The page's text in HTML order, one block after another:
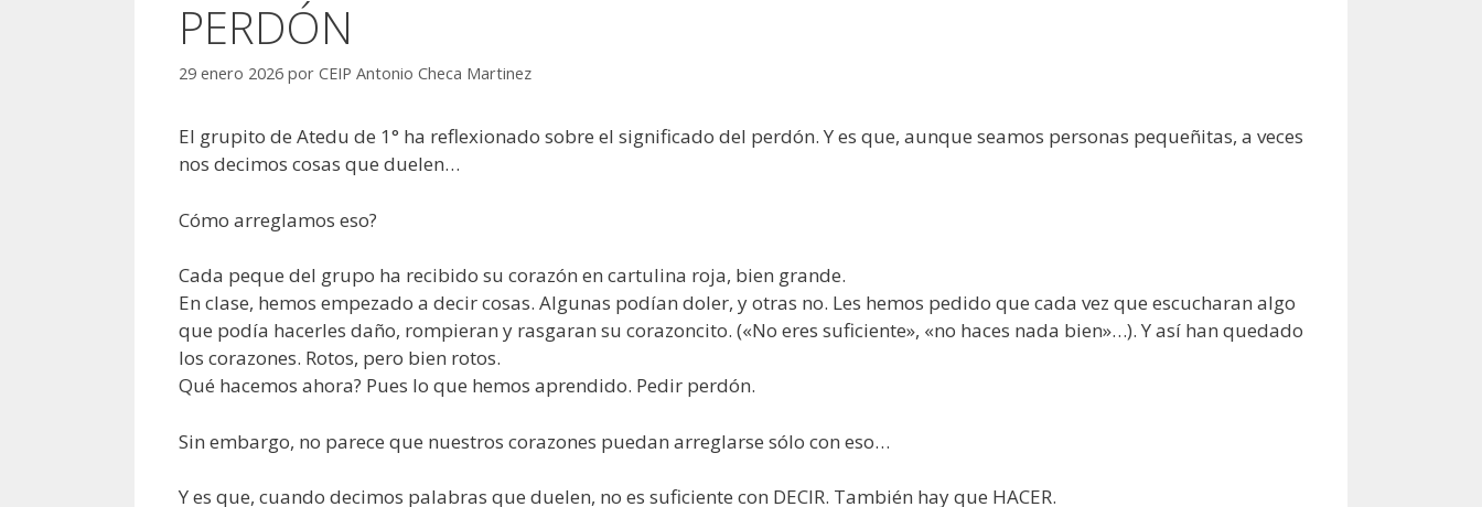
PERDÓN
29 enero 2026 por CEIP Antonio Checa Martinez
El grupito de Atedu de 1° ha reflexionado sobre el significado del perdón. Y es que, aunque seamos personas pequeñitas, a veces
nos decimos cosas que duelen…
Cómo arreglamos eso?
Cada peque del grupo ha recibido su corazón en cartulina roja, bien grande.
En clase, hemos empezado a decir cosas. Algunas podían doler, y otras no. Les hemos pedido que cada vez que escucharan algo
que podía hacerles daño, rompieran y rasgaran su corazoncito. («No eres suficiente», «no haces nada bien»…). Y así han quedado
los corazones. Rotos, pero bien rotos.
Qué hacemos ahora? Pues lo que hemos aprendido. Pedir perdón.
Sin embargo, no parece que nuestros corazones puedan arreglarse sólo con eso…
Y es que, cuando decimos palabras que duelen, no es suficiente con DECIR. También hay que HACER.